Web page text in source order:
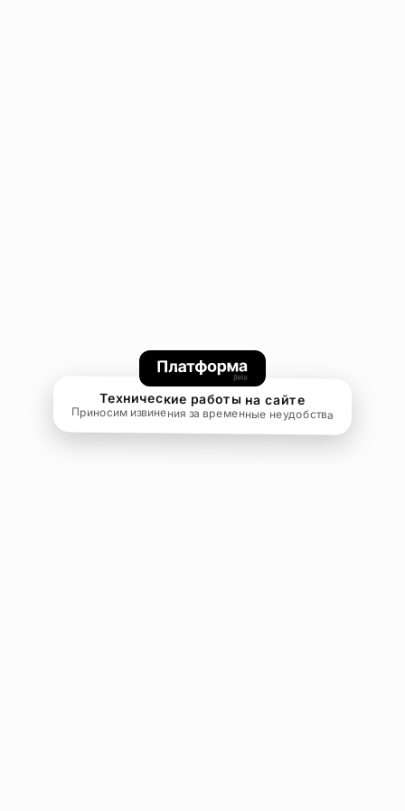
Технические работы на сайте
Приносим извинения за временные неудобства